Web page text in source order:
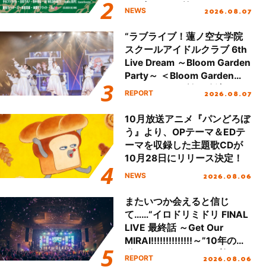
し、初となる第3ステージの
NEWS 2026.08.07
“ラブライブ！蓮ノ空女学院
スクールアイドルクラブ 6th
Live Dream ～Bloom Garden
Party～ ＜Bloom Garden
Party Stage／埼玉公演＞”
REPORT 2026.08.07
10月放送アニメ『パンどろぼ
う』より、OPテーマ＆EDテ
ーマを収録した主題歌CDが
10月28日にリリース決定！
NEWS 2026.08.06
またいつか会えると信じ
て……“イロドリミドリ FINAL
LIVE 最終話 ～Get Our
MIRAI!!!!!!!!!!!!!!～”10年の活
動を経てファイナルを迎える
REPORT 2026.08.06